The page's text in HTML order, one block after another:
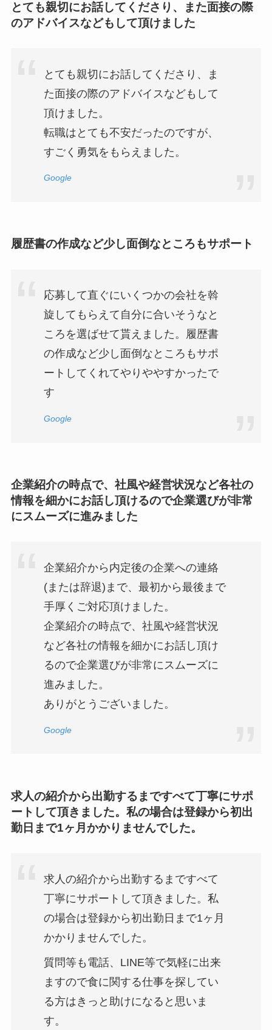
とても親切にお話してくださり、また面接の際
のアドバイスなどもして頂けました
とても親切にお話してくださり、ま
た面接の際のアドバイスなどもして
頂けました。
転職はとても不安だったのですが、
すごく勇気をもらえました。
Google
履歴書の作成など少し面倒なところもサポート
応募して直ぐにいくつかの会社を斡
旋してもらえて自分に合いそうなと
ころを選ばせて貰えました。履歴書
の作成など少し面倒なところもサポ
ートしてくれてやりややすかったで
す
Google
企業紹介の時点で、社風や経営状況など各社の
情報を細かにお話し頂けるので企業選びが非常
にスムーズに進みました
企業紹介から内定後の企業への連絡
(または辞退)まで、最初から最後まで
手厚くご対応頂けました。
企業紹介の時点で、社風や経営状況
など各社の情報を細かにお話し頂け
るので企業選びが非常にスムーズに
進みました。
ありがとうございました。
Google
求人の紹介から出勤するまですべて丁寧にサポ
ートして頂きました。私の場合は登録から初出
勤日まで1ヶ月かかりませんでした。
求人の紹介から出勤するまですべて
丁寧にサポートして頂きました。私
の場合は登録から初出勤日まで1ヶ月
かかりませんでした。
質問等も電話、LINE等で気軽に出来
ますので食に関する仕事を探してい
る方はきっと助けになると思いま
す。